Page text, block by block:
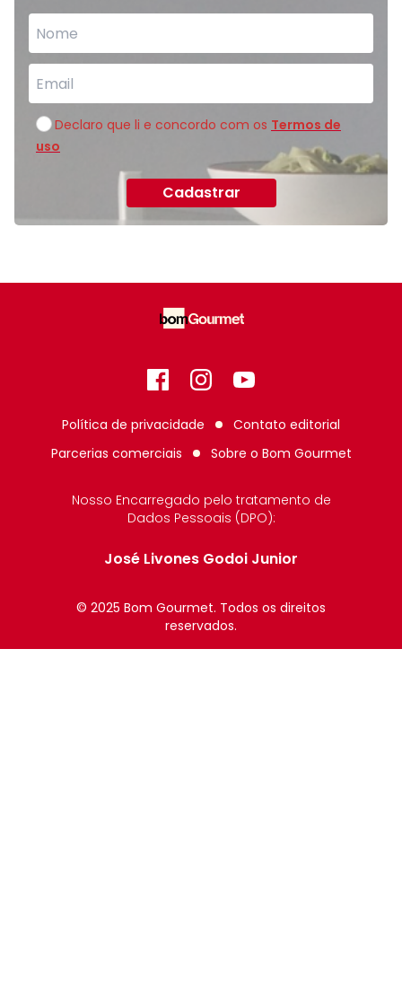
Declaro que li e concordo com os Termos de
uso
Cadastrar
FacebookInstagram
GitHub
Política de privacidade
Contato editorial
Parcerias comerciais
Sobre o Bom Gourmet
Nosso Encarregado pelo tratamento de
Dados Pessoais (DPO):
José Livones Godoi Junior
© 2025 Bom Gourmet. Todos os direitos
reservados.